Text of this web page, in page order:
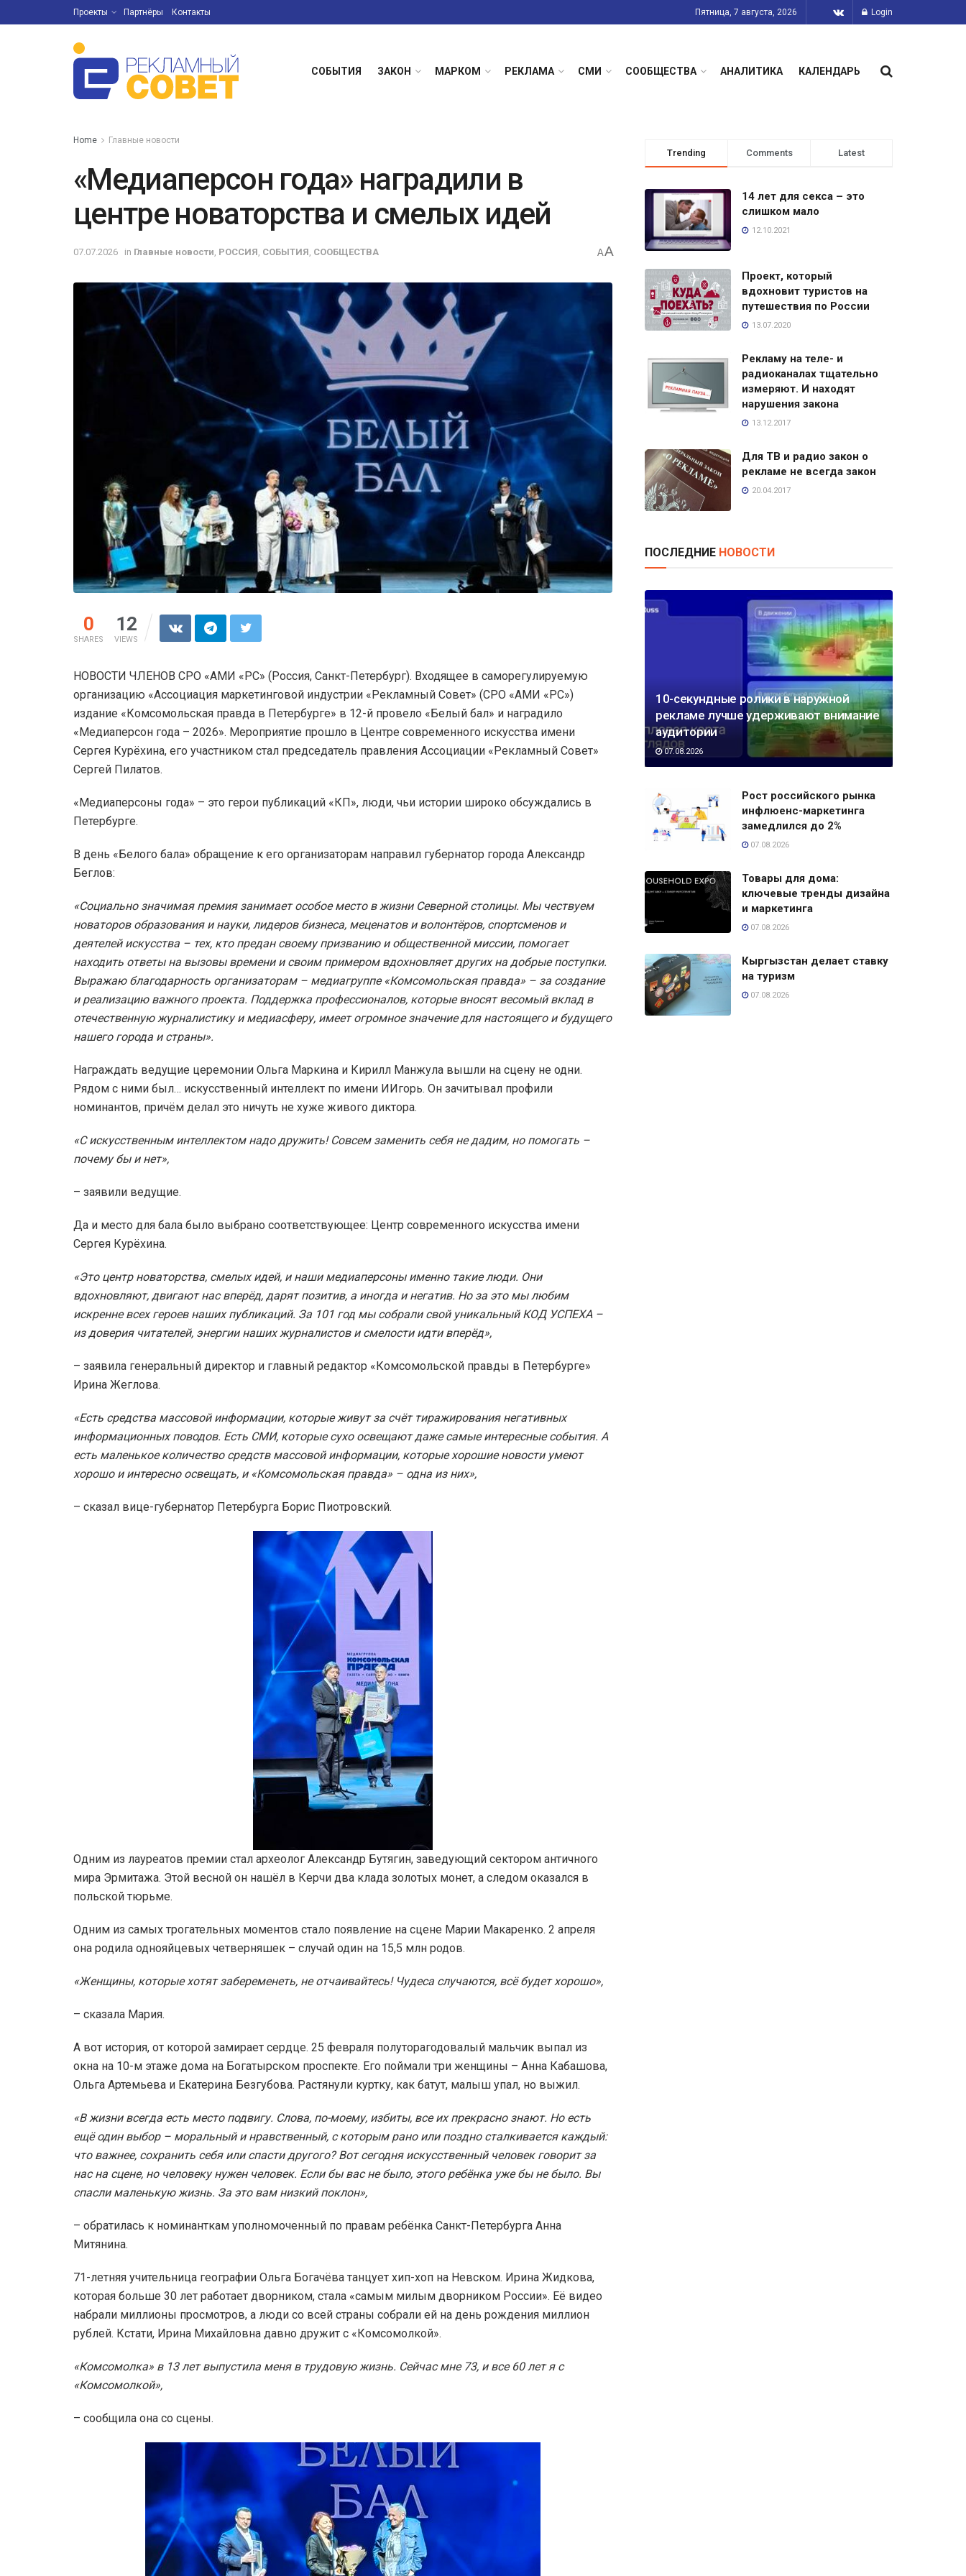
Проекты Партнёры Контакты Пятница, 7 августа, 2026 Login
СОБЫТИЯ ЗАКОН МАРКОМ РЕКЛАМА СМИ СООБЩЕСТВА АНАЛИТИКА КАЛЕНДАРЬ
Home Главные новости
«Медиаперсон года» наградили в
центре новаторства и смелых идей
07.07.2026 in Главные новости РОССИЯ СОБЫТИЯ СООБЩЕСТВА AA
0
SHARES
12
VIEWS
НОВОСТИ ЧЛЕНОВ СРО «АМИ «РС» (Россия, Санкт-Петербург). Входящее в саморегулируемую
организацию «Ассоциация маркетинговой индустрии «Рекламный Совет» (СРО «АМИ «РС»)
издание «Комсомольская правда в Петербурге» в 12-й провело «Белый бал» и наградило
«Медиаперсон года – 2026». Мероприятие прошло в Центре современного искусства имени
Сергея Курёхина, его участником стал председатель правления Ассоциации «Рекламный Совет»
Сергей Пилатов.
«Медиаперсоны года» – это герои публикаций «КП», люди, чьи истории широко обсуждались в
Петербурге.
В день «Белого бала» обращение к его организаторам направил губернатор города Александр
Беглов:
«Социально значимая премия занимает особое место в жизни Северной столицы. Мы чествуем
новаторов образования и науки, лидеров бизнеса, меценатов и волонтёров, спортсменов и
деятелей искусства – тех, кто предан своему призванию и общественной миссии, помогает
находить ответы на вызовы времени и своим примером вдохновляет других на добрые поступки.
Выражаю благодарность организаторам – медиагруппе «Комсомольская правда» – за создание
и реализацию важного проекта. Поддержка профессионалов, которые вносят весомый вклад в
отечественную журналистику и медиасферу, имеет огромное значение для настоящего и будущего
нашего города и страны».
Награждать ведущие церемонии Ольга Маркина и Кирилл Манжула вышли на сцену не одни.
Рядом с ними был… искусственный интеллект по имени ИИгорь. Он зачитывал профили
номинантов, причём делал это ничуть не хуже живого диктора.
«С искусственным интеллектом надо дружить! Совсем заменить себя не дадим, но помогать –
почему бы и нет»,
– заявили ведущие.
Да и место для бала было выбрано соответствующее: Центр современного искусства имени
Сергея Курёхина.
«Это центр новаторства, смелых идей, и наши медиаперсоны именно такие люди. Они
вдохновляют, двигают нас вперёд, дарят позитив, а иногда и негатив. Но за это мы любим
искренне всех героев наших публикаций. За 101 год мы собрали свой уникальный КОД УСПЕХА –
из доверия читателей, энергии наших журналистов и смелости идти вперёд»,
– заявила генеральный директор и главный редактор «Комсомольской правды в Петербурге»
Ирина Жеглова.
«Есть средства массовой информации, которые живут за счёт тиражирования негативных
информационных поводов. Есть СМИ, которые сухо освещают даже самые интересные события. А
есть маленькое количество средств массовой информации, которые хорошие новости умеют
хорошо и интересно освещать, и «Комсомольская правда» – одна из них»,
– сказал вице-губернатор Петербурга Борис Пиотровский.
Одним из лауреатов премии стал археолог Александр Бутягин, заведующий сектором античного
мира Эрмитажа. Этой весной он нашёл в Керчи два клада золотых монет, а следом оказался в
польской тюрьме.
Одним из самых трогательных моментов стало появление на сцене Марии Макаренко. 2 апреля
она родила однояйцевых четверняшек – случай один на 15,5 млн родов.
«Женщины, которые хотят забеременеть, не отчаивайтесь! Чудеса случаются, всё будет хорошо»,
– сказала Мария.
А вот история, от которой замирает сердце. 25 февраля полуторагодовалый мальчик выпал из
окна на 10-м этаже дома на Богатырском проспекте. Его поймали три женщины – Анна Кабашова,
Ольга Артемьева и Екатерина Безгубова. Растянули куртку, как батут, малыш упал, но выжил.
«В жизни всегда есть место подвигу. Слова, по-моему, избиты, все их прекрасно знают. Но есть
ещё один выбор – моральный и нравственный, с которым рано или поздно сталкивается каждый:
что важнее, сохранить себя или спасти другого? Вот сегодня искусственный человек говорит за
нас на сцене, но человеку нужен человек. Если бы вас не было, этого ребёнка уже бы не было. Вы
спасли маленькую жизнь. За это вам низкий поклон»,
– обратилась к номинанткам уполномоченный по правам ребёнка Санкт-Петербурга Анна
Митянина.
71-летняя учительница географии Ольга Богачёва танцует хип-хоп на Невском. Ирина Жидкова,
которая больше 30 лет работает дворником, стала «самым милым дворником России». Её видео
набрали миллионы просмотров, а люди со всей страны собрали ей на день рождения миллион
рублей. Кстати, Ирина Михайловна давно дружит с «Комсомолкой».
«Комсомолка» в 13 лет выпустила меня в трудовую жизнь. Сейчас мне 73, и все 60 лет я с
«Комсомолкой»,
– сообщила она со сцены.
Trending Comments Latest
14 лет для секса – это
слишком мало
12.10.2021
Проект, который
вдохновит туристов на
путешествия по России
13.07.2020
Рекламу на теле- и
радиоканалах тщательно
измеряют. И находят
нарушения закона
13.12.2017
Для ТВ и радио закон о
рекламе не всегда закон
20.04.2017
ПОСЛЕДНИЕ НОВОСТИ
10-секундные ролики в наружной
рекламе лучше удерживают внимание
аудитории
07.08.2026
Рост российского рынка
инфлюенс-маркетинга
замедлился до 2%
07.08.2026
Товары для дома:
ключевые тренды дизайна
и маркетинга
07.08.2026
Кыргызстан делает ставку
на туризм
07.08.2026